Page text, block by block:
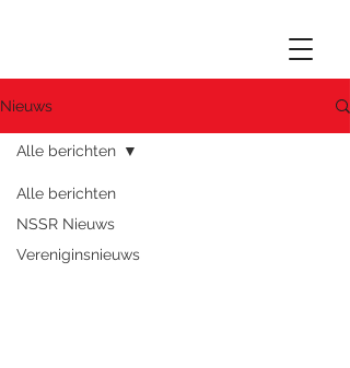
Nieuws
Alle berichten
NSSR Nieuws
Vereniginsnieuws
Alle berichten